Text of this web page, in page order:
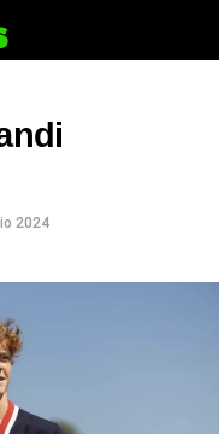
2024